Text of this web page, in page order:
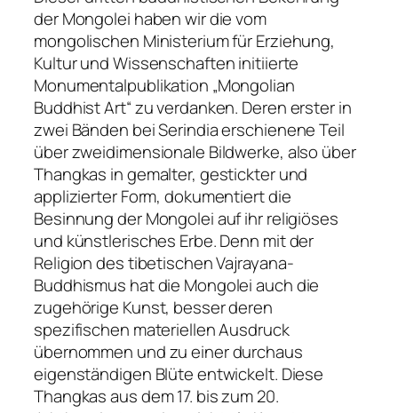
der Mongolei haben wir die vom
mongolischen Ministerium für Erziehung,
Kultur und Wissenschaften initiierte
Monumentalpublikation „Mongolian
Buddhist Art“ zu verdanken. Deren erster in
zwei Bänden bei Serindia erschienene Teil
über zweidimensionale Bildwerke, also über
Thangkas in gemalter, gestickter und
applizierter Form, dokumentiert die
Besinnung der Mongolei auf ihr religiöses
und künstlerisches Erbe. Denn mit der
Religion des tibetischen Vajrayana-
Buddhismus hat die Mongolei auch die
zugehörige Kunst, besser deren
spezifischen materiellen Ausdruck
übernommen und zu einer durchaus
eigenständigen Blüte entwickelt. Diese
Thangkas aus dem 17. bis zum 20.